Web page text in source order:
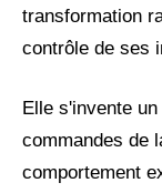
transformation
contrôle de ses
Elle s'invente
commandes de
comportement